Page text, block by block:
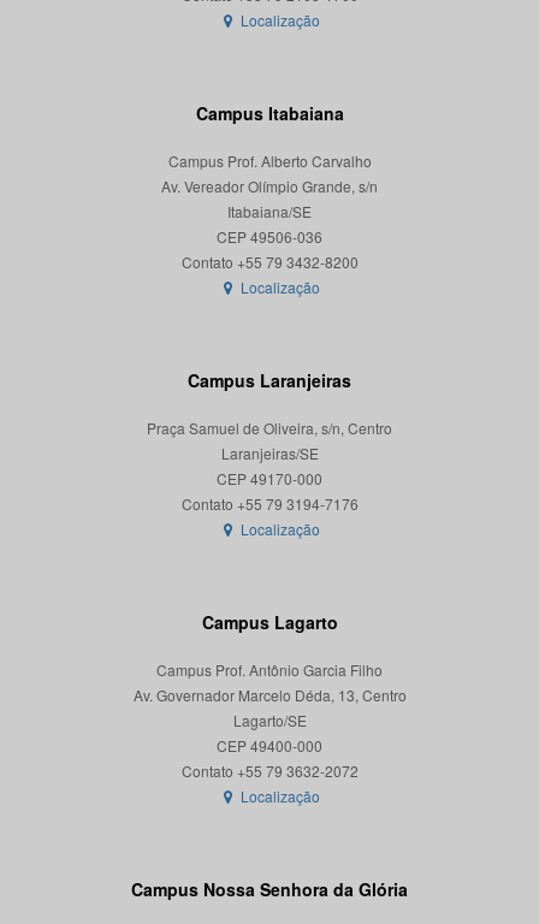
Localização
Campus Itabaiana
Campus Prof. Alberto Carvalho
Av. Vereador Olímpio Grande, s/n
Itabaiana/SE
CEP 49506-036
Localização
Campus Laranjeiras
Praça Samuel de Oliveira, s/n, Centro
Laranjeiras/SE
CEP 49170-000
Localização
Campus Lagarto
Campus Prof. Antônio Garcia Filho
Av. Governador Marcelo Déda, 13, Centro
Lagarto/SE
CEP 49400-000
Localização
Campus Nossa Senhora da Glória